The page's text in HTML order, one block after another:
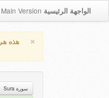
Main Version الواجهة الرئيسية
× هذه
سورة Sura